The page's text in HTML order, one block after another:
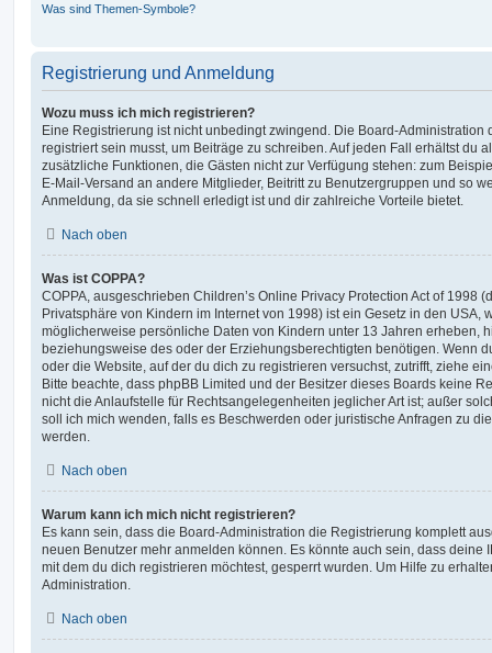
Was sind Themen-Symbole?
Registrierung und Anmeldung
Wozu muss ich mich registrieren?
Eine Registrierung ist nicht unbedingt zwingend. Die Board-Administration
registriert sein musst, um Beiträge zu schreiben. Auf jeden Fall erhältst du
zusätzliche Funktionen, die Gästen nicht zur Verfügung stehen: zum
E-Mail-Versand an andere Mitglieder, Beitritt zu Benutzergruppen und so
Anmeldung, da sie schnell erledigt ist und dir zahlreiche Vorteile bietet.
Nach oben
Was ist COPPA?
COPPA, ausgeschrieben Children’s Online Privacy Protection Act of 1998
Privatsphäre von Kindern im Internet von 1998) ist ein Gesetz in den USA,
möglicherweise persönliche Daten von Kindern unter 13 Jahren erheben,
beziehungsweise des oder der Erziehungsberechtigten benötigen. Wenn
oder die Website, auf der du dich zu registrieren versuchst, zutrifft, ziehe
Bitte beachte, dass phpBB Limited und der Besitzer dieses Boards keine
nicht die Anlaufstelle für Rechtsangelegenheiten jeglicher Art ist; außer
soll ich mich wenden, falls es Beschwerden oder juristische Anfragen zu
werden.
Nach oben
Warum kann ich mich nicht registrieren?
Es kann sein, dass die Board-Administration die Registrierung komplett
neuen Benutzer mehr anmelden können. Es könnte auch sein, dass deine
mit dem du dich registrieren möchtest, gesperrt wurden. Um Hilfe zu
Administration.
Nach oben